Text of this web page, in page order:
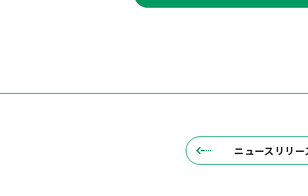
ニュースリリ